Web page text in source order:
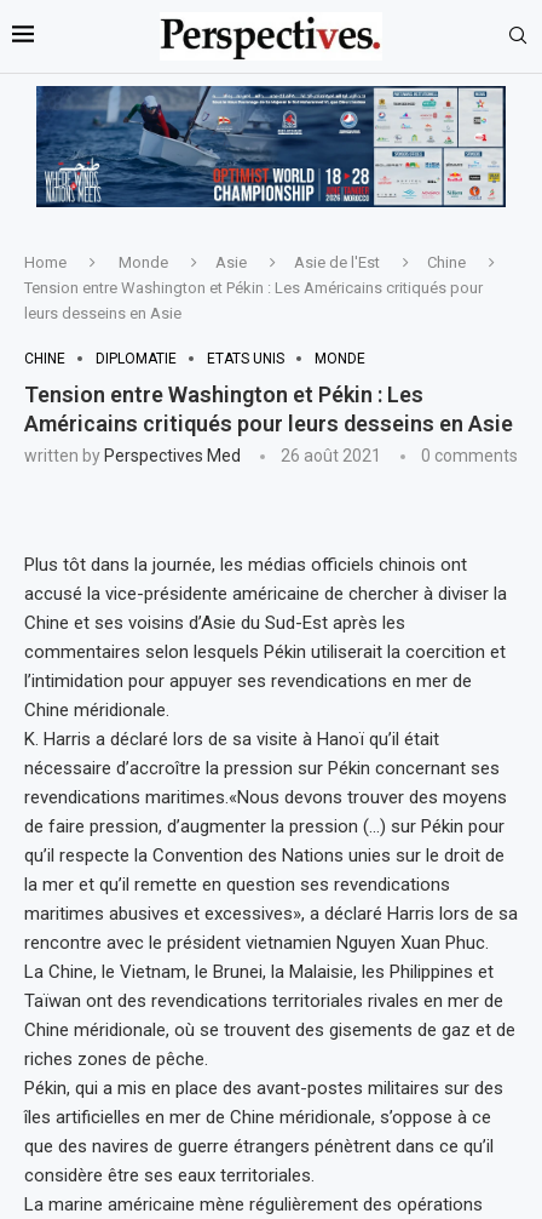
Home Monde Asie Asie de l'Est
Chine
Tension entre Washington et Pékin : Les Américains critiqués pour
leurs desseins en Asie
CHINE DIPLOMATIE ETATS UNIS MONDE
Tension entre Washington et Pékin : Les
Américains critiqués pour leurs desseins en Asie
written by Perspectives Med 26 août 2021 0 comments
Plus tôt dans la journée, les médias officiels chinois ont
accusé la vice-présidente américaine de chercher à diviser la
Chine et ses voisins d’Asie du Sud-Est après les
commentaires selon lesquels Pékin utiliserait la coercition et
l’intimidation pour appuyer ses revendications en mer de
Chine méridionale.
K. Harris a déclaré lors de sa visite à Hanoï qu’il était
nécessaire d’accroître la pression sur Pékin concernant ses
revendications maritimes.«Nous devons trouver des moyens
de faire pression, d’augmenter la pression (…) sur Pékin pour
qu’il respecte la Convention des Nations unies sur le droit de
la mer et qu’il remette en question ses revendications
maritimes abusives et excessives», a déclaré Harris lors de sa
rencontre avec le président vietnamien Nguyen Xuan Phuc.
La Chine, le Vietnam, le Brunei, la Malaisie, les Philippines et
Taïwan ont des revendications territoriales rivales en mer de
Chine méridionale, où se trouvent des gisements de gaz et de
riches zones de pêche.
Pékin, qui a mis en place des avant-postes militaires sur des
îles artificielles en mer de Chine méridionale, s’oppose à ce
que des navires de guerre étrangers pénètrent dans ce qu’il
considère être ses eaux territoriales.
La marine américaine mène régulièrement des opérations